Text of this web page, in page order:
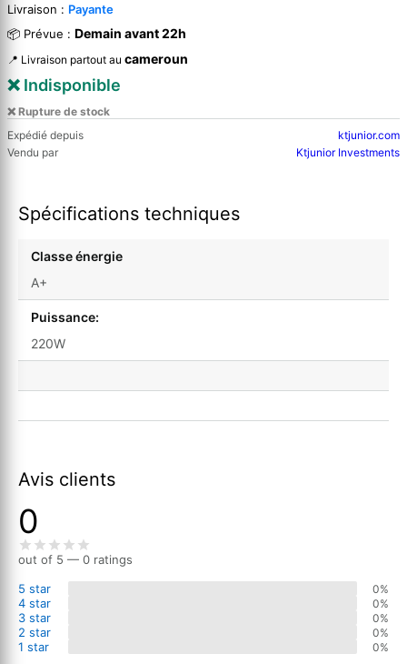
Livraison : Payante
📦 Prévue : Demain avant 22h
📍 Livraison partout au cameroun
❌ Indisponible
❌ Rupture de stock
Expédié depuis
ktjunior.com
Vendu par
Ktjunior Investments
Spécifications techniques
Classe énergie
A+
Puissance:
220W
Avis clients
0
out of 5 — 0 ratings
5 star
0%
4 star 0%
3 star 0%
2 star 0%
1 star 0%